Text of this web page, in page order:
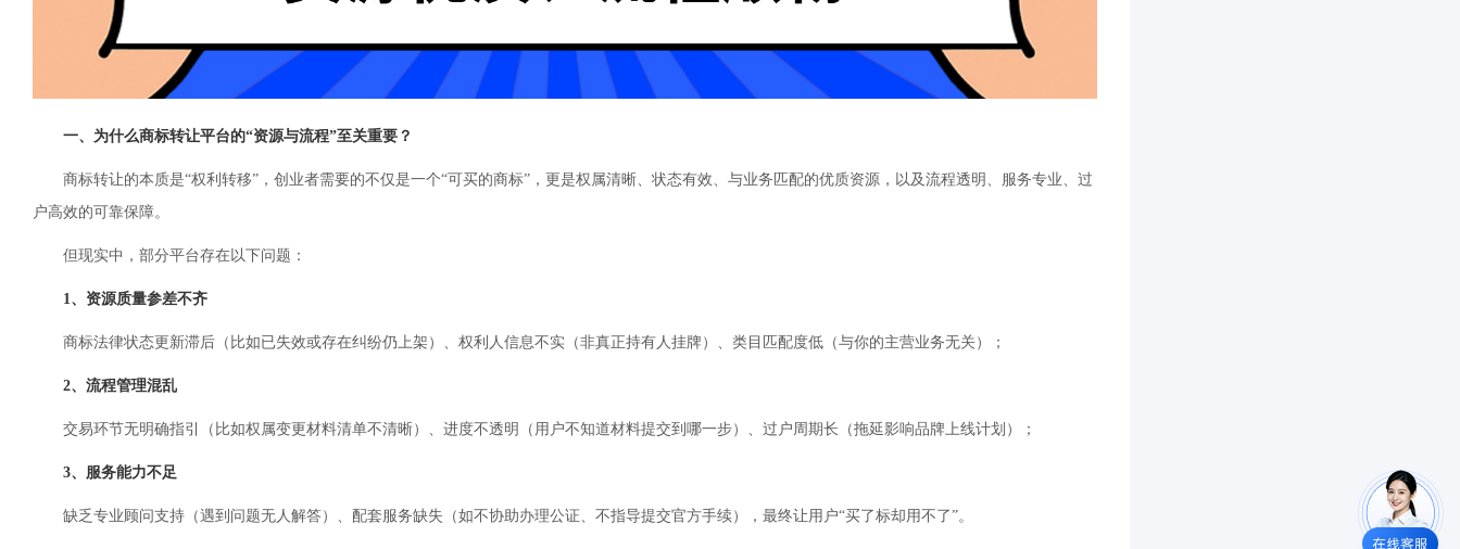
一、为什么商标转让平台的“资源与流程”至关重要？
商标转让的本质是“权利转移”，创业者需要的不仅是一个“可买的商标”，更是权属清晰、状态有效、与业务匹配的优质资源，以及流程透明、服务专业、过
户高效的可靠保障。
但现实中，部分平台存在以下问题：
1、资源质量参差不齐
商标法律状态更新滞后（比如已失效或存在纠纷仍上架）、权利人信息不实（非真正持有人挂牌）、类目匹配度低（与你的主营业务无关）；
2、流程管理混乱
交易环节无明确指引（比如权属变更材料清单不清晰）、进度不透明（用户不知道材料提交到哪一步）、过户周期长（拖延影响品牌上线计划）；
3、服务能力不足
缺乏专业顾问支持（遇到问题无人解答）、配套服务缺失（如不协助办理公证、不指导提交官方手续），最终让用户“买了标却用不了”。